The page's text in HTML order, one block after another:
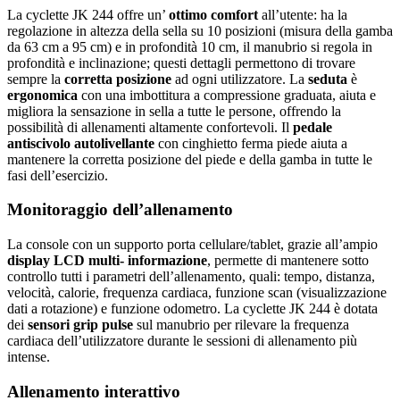
La cyclette JK 244 offre un’ ottimo comfort all’utente: ha la
regolazione in altezza della sella su 10 posizioni (misura della gamba
da 63 cm a 95 cm) e in profondità 10 cm, il manubrio si regola in
profondità e inclinazione; questi dettagli permettono di trovare
sempre la corretta posizione ad ogni utilizzatore. La seduta è
ergonomica con una imbottitura a compressione graduata, aiuta e
migliora la sensazione in sella a tutte le persone, offrendo la
possibilità di allenamenti altamente confortevoli. Il pedale
antiscivolo autolivellante con cinghietto ferma piede aiuta a
mantenere la corretta posizione del piede e della gamba in tutte le
fasi dell’esercizio.
Monitoraggio dell’allenamento
La console con un supporto porta cellulare/tablet, grazie all’ampio
display LCD multi- informazione, permette di mantenere sotto
controllo tutti i parametri dell’allenamento, quali: tempo, distanza,
velocità, calorie, frequenza cardiaca, funzione scan (visualizzazione
dati a rotazione) e funzione odometro. La cyclette JK 244 è dotata
dei sensori grip pulse sul manubrio per rilevare la frequenza
cardiaca dell’utilizzatore durante le sessioni di allenamento più
intense.
Allenamento interattivo